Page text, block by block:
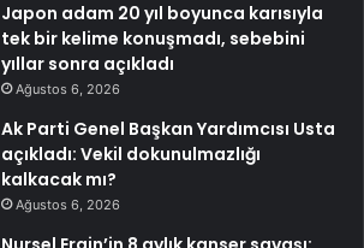
Japon adam 20 yıl boyunca karısıyla
tek bir kelime konuşmadı, sebebini
yıllar sonra açıkladı
Ağustos 6, 2026
Ak Parti Genel Başkan Yardımcısı Usta
açıkladı: Vekil dokunulmazlığı
kalkacak mı?
Ağustos 6, 2026